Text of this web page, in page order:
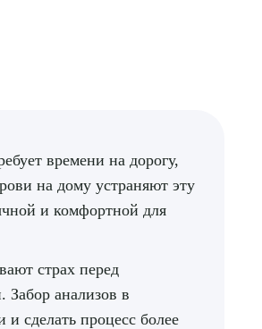
времени на дорогу,
на дому устраняют эту
и комфортной для
страх перед
анализов в
сделать процесс более